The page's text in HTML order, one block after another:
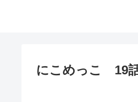
にこめっこ 19